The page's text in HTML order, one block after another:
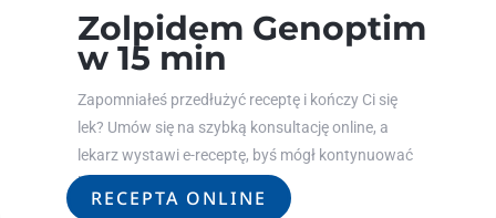
Zolpidem Genoptim
w 15 min
Zapomniałeś przedłużyć receptę i kończy Ci się
lek? Umów się na szybką konsultację online, a
lekarz wystawi e-receptę, byś mógł kontynuować
leczenie.
RECEPTA ONLINE